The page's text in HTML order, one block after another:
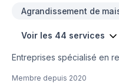
Agrandissement de
Voir les 44 services
Entreprises spécialisé en
Membre depuis 2020